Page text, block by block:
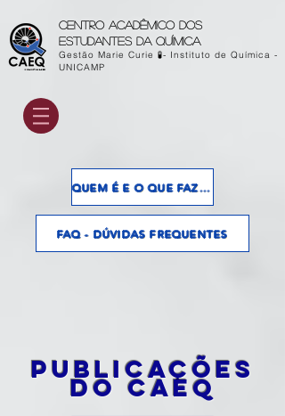
Centro acadêmico dos
estudantes da química
Gestão Marie Curie 🧪- Instituto de Química -
UNICAMP
QUEM É E O QUE FAZ O CAEQ?
FAQ - DÚVIDAS FREQUENTES
Publicações
do CAEQ